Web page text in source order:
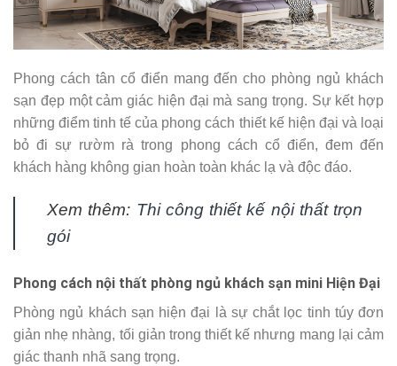
Phong cách tân cổ điển mang đến cho phòng ngủ khách
sạn đẹp một cảm giác hiện đại mà sang trọng. Sự kết hợp
những điểm tinh tế của phong cách thiết kế hiện đại và loại
bỏ đi sự rườm rà trong phong cách cổ điển, đem đến
khách hàng không gian hoàn toàn khác lạ và độc đáo.
Xem thêm: Thi công thiết kế nội thất trọn
gói
Phong cách nội thất phòng ngủ khách sạn mini Hiện Đại
Phòng ngủ khách sạn hiện đại là sự chắt lọc tinh túy đơn
giản nhẹ nhàng, tối giản trong thiết kế nhưng mang lại cảm
giác thanh nhã sang trọng.